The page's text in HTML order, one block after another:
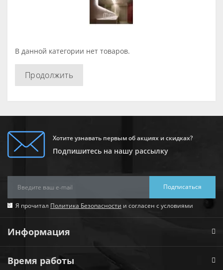
В данной категории нет товаров.
Продолжить
Хотите узнавать первым об акциях и скидках?
Подпишитесь на нашу рассылку
Подписаться
Я прочитал Политика Безопасности и согласен с условиями
Информация
Время работы